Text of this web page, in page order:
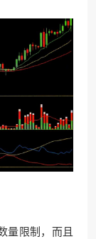
量限制，而且